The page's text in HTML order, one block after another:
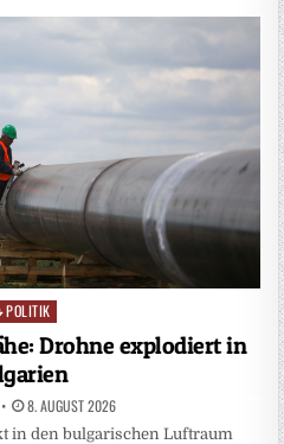
POLITIK
Drohne explodiert in
8. AUGUST 2026
in den bulgarischen Luftraum